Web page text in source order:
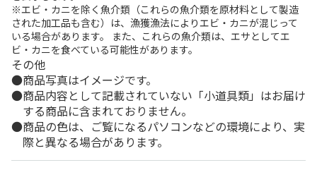
※エビ・カニを除く魚介類（これらの魚介類を原材料として製造
された加工品も含む）は、漁獲漁法によりエビ・カニが混じって
いる場合があります。 また、これらの魚介類は、エサとしてエ
ビ・カニを食べている可能性があります。
その他
商品写真はイメージです。
商品内容として記載されていない「小道具類」はお届け
する商品に含まれておりません。
商品の色は、ご覧になるパソコンなどの環境により、実
際と異なる場合があります。